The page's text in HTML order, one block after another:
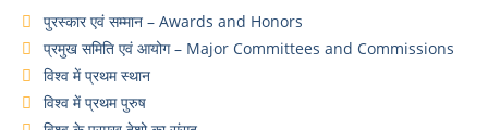
पुरस्कार एवं सम्मान – Awards and Honors
प्रमुख समिति एवं आयोग – Major Committees and Commissions
विश्व में प्रथम स्थान
विश्व में प्रथम पुरुष